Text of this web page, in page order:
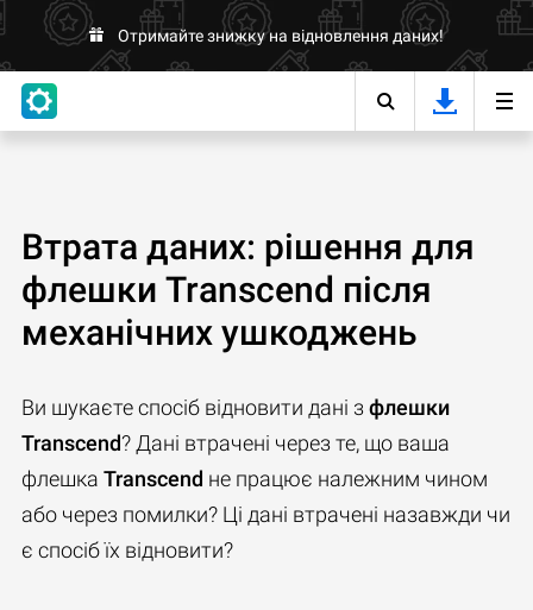
Отримайте знижку на відновлення даних!
Втрата даних: рішення для
флешки Transcend після
механічних ушкоджень
Ви шукаєте спосіб відновити дані зфлешки
Transcend? Дані втрачені через те, що ваша
флешка Transcend не працює належним чином
або через помилки? Ці дані втрачені назавжди чи
є спосіб їх відновити?